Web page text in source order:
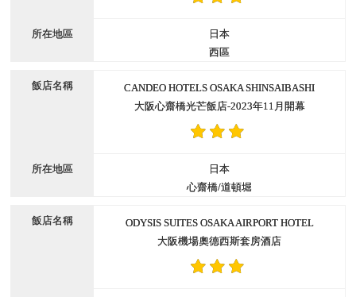
日本
西區
CANDEO HOTELS OSAKA SHINSAIBASHI
大阪心齋橋光芒飯店-2023年11月開幕
日本
心齋橋/道頓堀
ODYSIS SUITES OSAKA AIRPORT HOTEL
大阪機場奧德西斯套房酒店